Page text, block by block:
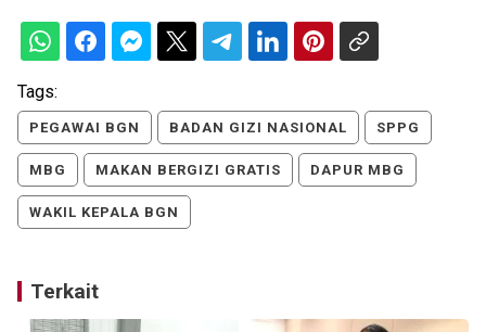
Tags:
PEGAWAI BGN BADAN GIZI NASIONAL SPPG
MBG MAKAN BERGIZI GRATIS DAPUR MBG
WAKIL KEPALA BGN
Terkait